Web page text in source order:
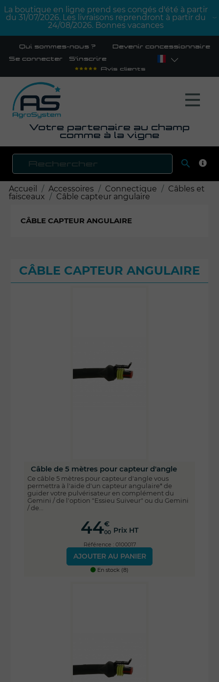
La boutique en ligne prend ses congés d'été à partir
du 31/07/2026. Les livraisons reprendront à partir du
24/08/2026. Bonnes vacances
Qui sommes-nous ? Devenir concessionnaire
Se connecter
S'inscrire
Avis clients
Votre partenaire au champ
comme à la vigne

Accueil Accessoires Connectique
Câbles et
faisceaux
Câble capteur angulaire
CÂBLE CAPTEUR ANGULAIRE
CÂBLE CAPTEUR ANGULAIRE
Câble de 5 mètres pour capteur d'angle
Ce câble 5 mètres pour capteur d'angle vous
permettra à l'aide d'un capteur angulaire* de
guider votre pulvérisateur en complément du
Gemini / de l'option "Essieu Suiveur" ou du Gemini
/ de...
44€
00 Prix HT
Référence : 0100017
AJOUTER AU PANIER
En stock (8)